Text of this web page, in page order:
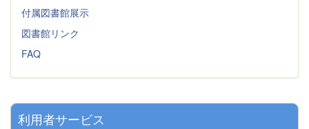
付属図書館展示
図書館リンク
FAQ
利用者サービス